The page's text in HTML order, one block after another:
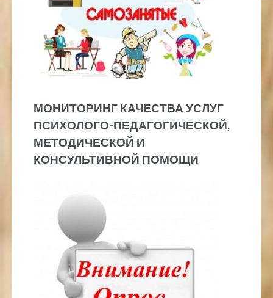
МОНИТОРИНГ КАЧЕСТВА УСЛУГ
ПСИХОЛОГО-ПЕДАГОГИЧЕСКОЙ,
МЕТОДИЧЕСКОЙ И
КОНСУЛЬТИВНОЙ ПОМОЩИ